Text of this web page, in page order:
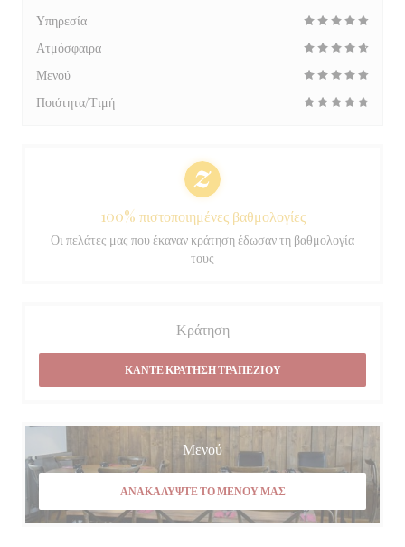
Υπηρεσία
Ατμόσφαιρα
Μενού
Ποιότητα/Τιμή
100% πιστοποιημένες βαθμολογίες
Οι πελάτες μας που έκαναν κράτηση έδωσαν τη βαθμολογία
τους
Κράτηση
ΚΆΝΤΕ ΚΡΆΤΗΣΗ ΤΡΑΠΕΖΙΟΎ
Μενού
ΑΝΑΚΑΛΎΨΤΕ ΤΟ ΜΕΝΟΎ ΜΑΣ